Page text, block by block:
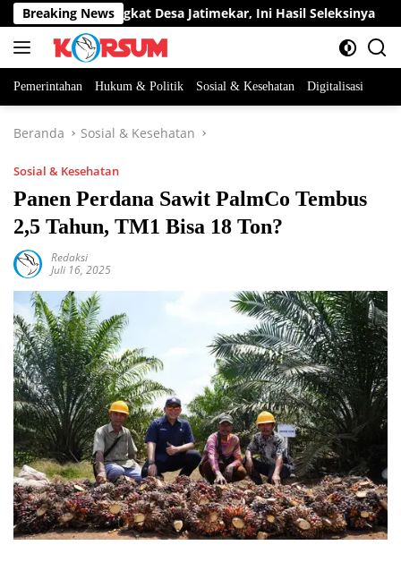
Langsung
ke
konten
Breaking News
Perangkat Desa Jatimekar, Ini Hasil Seleksinya
Pemerintahan Hukum & Politik Sosial & Kesehatan Digitalisasi
Beranda Sosial & Kesehatan
Sosial & Kesehatan
Panen Perdana Sawit PalmCo Tembus
2,5 Tahun, TM1 Bisa 18 Ton?
Redaksi
Juli 16, 2025